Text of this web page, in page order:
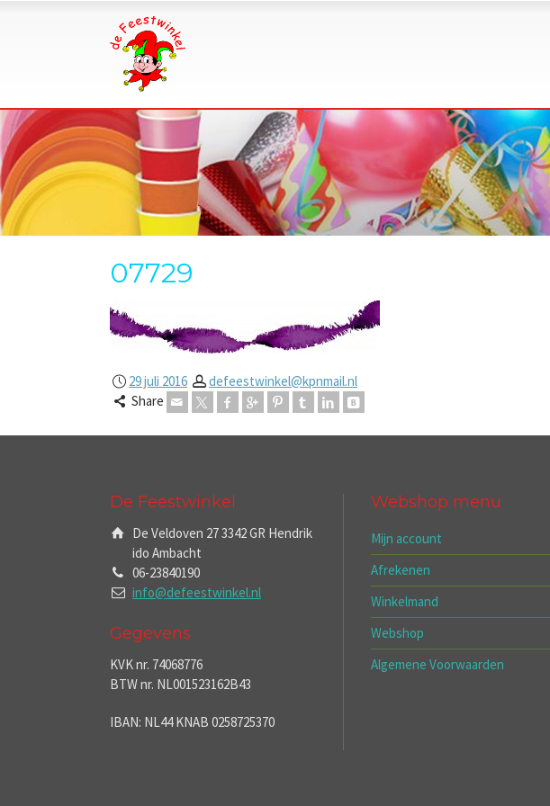
07729
29 juli 2016
defeestwinkel@kpnmail.nl
Share
De Feestwinkel
De Veldoven 27 3342 GR Hendrik
ido Ambacht
06-23840190
info@defeestwinkel.nl
Gegevens
KVK nr. 74068776
BTW nr. NL001523162B43
IBAN: NL44 KNAB 0258725370
Webshop menu
Mijn account
Afrekenen
Winkelmand
Webshop
Algemene Voorwaarden